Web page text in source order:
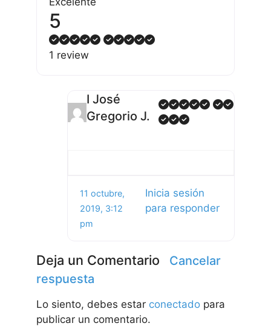
5
1 review
I José
Gregorio J.
11 octubre,
2019, 3:12
pm
Inicia sesión
para responder
Deja un Comentario
Cancelar
respuesta
Lo siento, debes estar conectado para
publicar un comentario.